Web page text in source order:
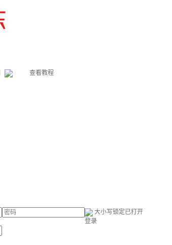
查看教程
大小写锁定已打开
登录